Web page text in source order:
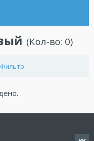
(Кол-во: 0)
Фильтр